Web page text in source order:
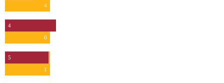
4
4
0
5
1